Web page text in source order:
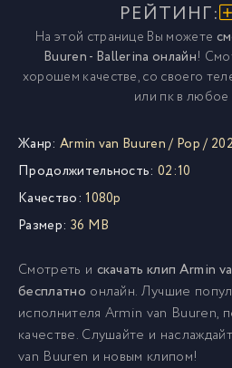
РЕЙТИНГ:
На этой странице Вы можете
Buuren - Ballerina онлайн!
хорошем качестве, со своего
или пк в любое
Жанр: Armin van Buuren/ Pop/
Продолжительность: 02:10
Качество: 1080p
Размер: 36 MB
Смотреть и скачать клип Armin
бесплатно онлайн. Лучшие
исполнителя Armin van Buuren,
качестве. Слушайте и
van Buuren и новым клипом!